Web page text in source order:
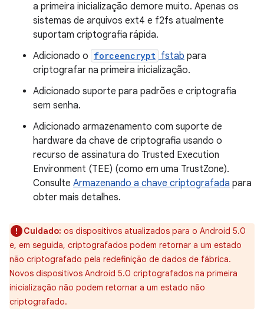
a primeira inicialização demore muito. Apenas os
sistemas de arquivos ext4 e f2fs atualmente
suportam criptografia rápida.
Adicionado o forceencrypt fstab para
criptografar na primeira inicialização.
Adicionado suporte para padrões e criptografia
sem senha.
Adicionado armazenamento com suporte de
hardware da chave de criptografia usando o
recurso de assinatura do Trusted Execution
Environment (TEE) (como em uma TrustZone).
Consulte Armazenando a chave criptografada para
obter mais detalhes.
Cuidado: os dispositivos atualizados para o Android 5.0
e, em seguida, criptografados podem retornar a um estado
não criptografado pela redefinição de dados de fábrica.
Novos dispositivos Android 5.0 criptografados na primeira
inicialização não podem retornar a um estado não
criptografado.